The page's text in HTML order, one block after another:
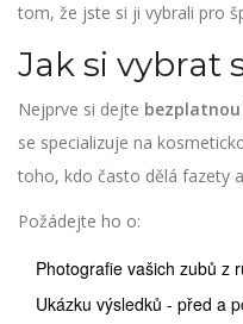
tom, že jste si ji vybrali pro
Jak si vybrat
Nejprve si dejte
se specializuje na
toho, kdo často dělá fazety
Požádejte ho o:
Photografie vašich zubů z
Ukázku výsledků - před a